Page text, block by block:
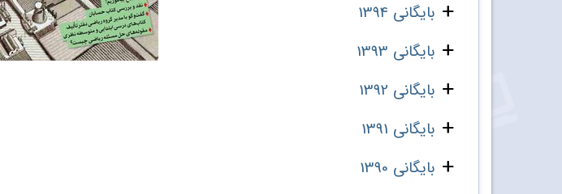
بایگانی 1394
بایگانی 1393
بایگانی 1392
بایگانی 1391
بایگانی 1390